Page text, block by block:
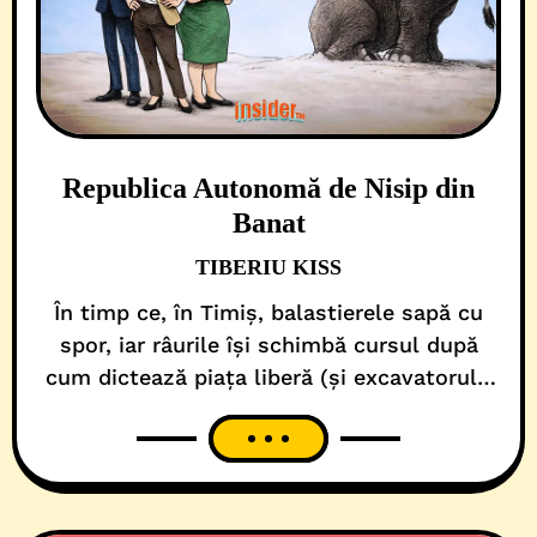
Republica Autonomă de Nisip din
Banat
TIBERIU KISS
În timp ce, în Timiș, balastierele sapă cu
spor, iar râurile își schimbă cursul după
cum dictează piața liberă (și excavatorul),
instituțiile statului veghează. Cu blândețe.
Cu înțelegere. Cu avertisment. Exact asta
rezultă dintr-o analiză instituțională care a